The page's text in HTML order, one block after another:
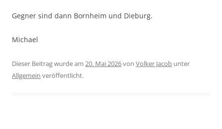
Gegner sind dann Bornheim und Dieburg.
Michael
Dieser Beitrag wurde am 20. Mai 2026von Volker Jacob unter
Allgemein veröffentlicht.